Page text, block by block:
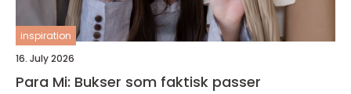
inspiration
16. July 2026
Para Mi: Bukser som faktisk passer